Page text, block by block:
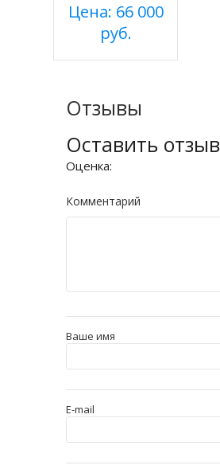
Цена: 66 000
руб.
Отзывы
Оставить отзыв
Оценка:
Комментарий
Ваше имя
E-mail